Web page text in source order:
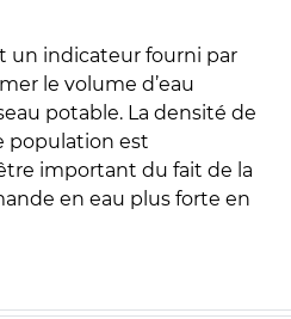
un indicateur fourni par
le volume d’eau
potable. La densité de
population est
important du fait de la
en eau plus forte en